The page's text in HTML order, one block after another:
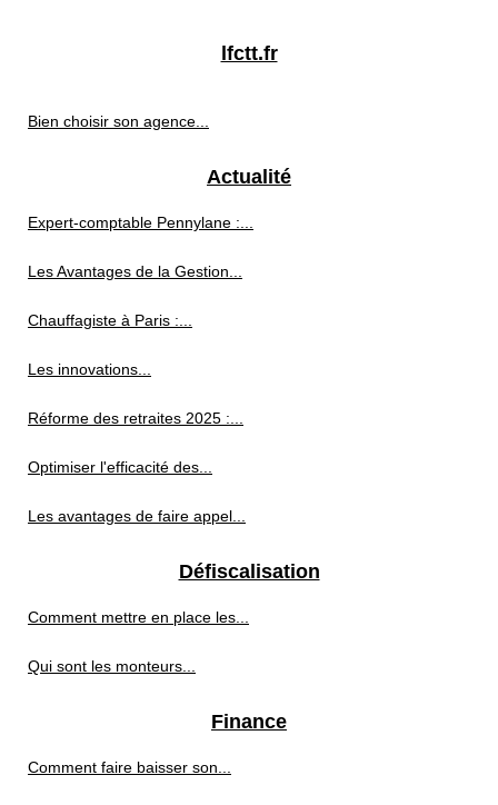
lfctt.fr
Bien choisir son agence...
Actualité
Expert-comptable Pennylane :...
Les Avantages de la Gestion...
Chauffagiste à Paris :...
Les innovations...
Réforme des retraites 2025 :...
Optimiser l'efficacité des...
Les avantages de faire appel...
Défiscalisation
Comment mettre en place les...
Qui sont les monteurs...
Finance
Comment faire baisser son...